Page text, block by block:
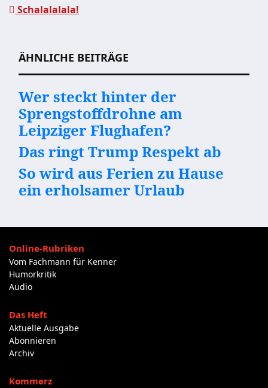
Schalalalala!
ÄHNLICHE BEITRÄGE
Wer steckt hinter der
Sprengstoffdrohne am
Leipziger Flughafen?
Das ringt Trump Respekt ab
So wird aus Ferien zu Hause
ein erholsamer Urlaub
Online-Rubriken
Vom Fachmann für Kenner
Humorkritik
Audio
Das Heft
Aktuelle Ausgabe
Abonnieren
Archiv
Kommerz